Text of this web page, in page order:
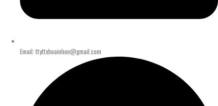
Email: ttyttxhoainhon@gmail.com